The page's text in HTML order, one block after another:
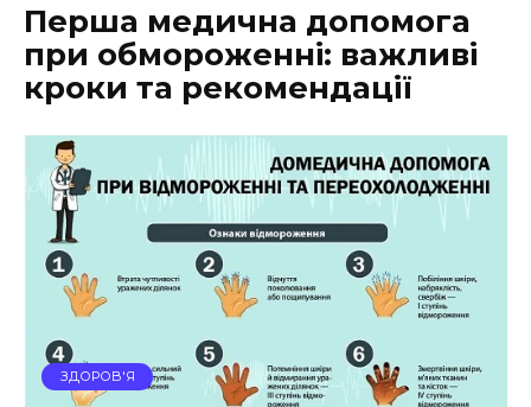
Перша медична допомога
при обмороженні: важливі
кроки та рекомендації
ЗДОРОВ'Я